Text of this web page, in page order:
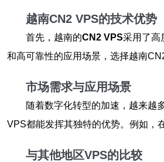
越南CN2 VPS的技术优势
首先，越南的CN2 VPS采用了高
和高可靠性的应用场景，选择越南
市场需求与应用场景
随着数字化转型的加速，越来越
VPS都能发挥其独特的优势。例如，
与其他地区VPS的比较